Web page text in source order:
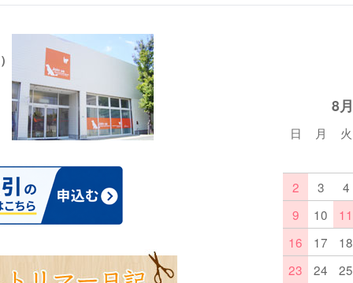
8
日 月 火
2 3
4
9
10
11
16
17
18
23
24 25